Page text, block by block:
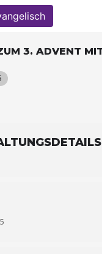
3. ADVENT